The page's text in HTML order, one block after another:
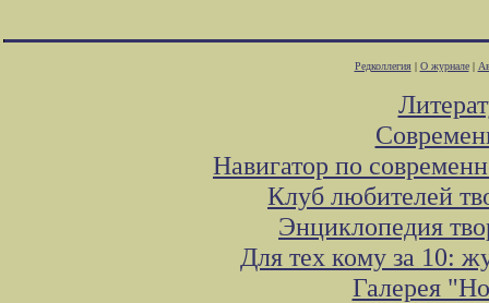
Редколлегия| О журнале|
Навигатор по
Клуб любителей
Энциклопедия
Для тех кому за 10:
Галерея